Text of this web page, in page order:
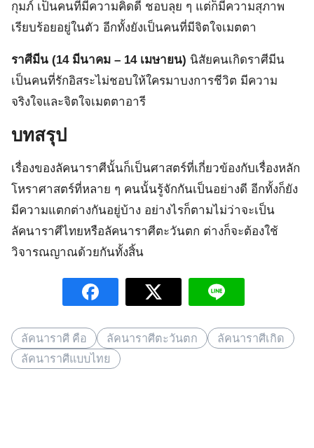
กุมภ์ เป็นคนที่มีความคิดดี ชอบลุย ๆ แต่ก็มีความสุภาพ
เรียบร้อยอยู่ในตัว อีกทั้งยังเป็นคนที่มีจิตใจเมตตา
ราศีมีน (14 มีนาคม – 14 เมษายน) นิสัยคนเกิดราศีมีน
เป็นคนที่รักอิสระไม่ชอบให้ใครมาบงการชีวิต มีความ
จริงใจและจิตใจเมตตาอารี
บทสรุป
เรื่องของลัคนาราศีนั้นก็เป็นศาสตร์ที่เกี่ยวข้องกับเรื่องหลัก
โหราศาสตร์ที่หลาย ๆ คนนั้นรู้จักกันเป็นอย่างดี อีกทั้งก็ยัง
มีความแตกต่างกันอยู่บ้าง อย่างไรก็ตามไม่ว่าจะเป็น
ลัคนาราศีไทยหรือลัคนาราศีตะวันตก ต่างก็จะต้องใช้
วิจารณญาณด้วยกันทั้งสิ้น
ลัคนาราศี คือ ลัคนาราศีตะวันตก
ลัคนาราศีเกิด
ลัคนาราศีแบบไทย